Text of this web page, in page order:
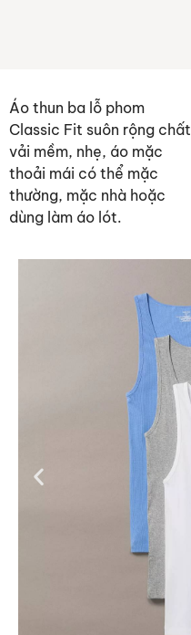
Áo thun ba lỗ phom
Classic Fit suôn rộng chất
vải mềm, nhẹ, áo mặc
thoải mái có thể mặc
thường, mặc nhà hoặc
dùng làm áo lót.